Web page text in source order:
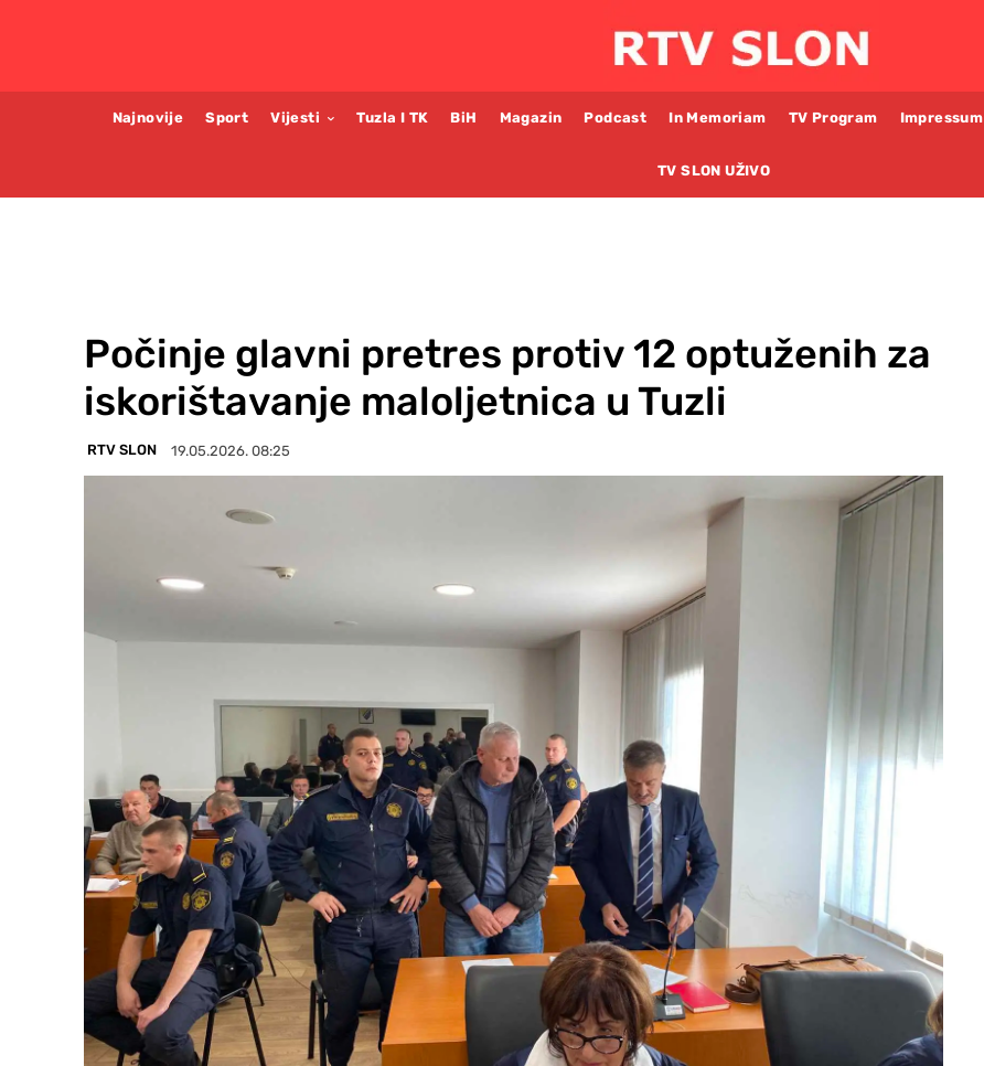
Najnovije Sport Vijesti Tuzla I TK BiH Magazin Podcast In Memoriam TV Program Impressum
TV SLON UŽIVO
Počinje glavni pretres protiv 12 optuženih za
iskorištavanje maloljetnica u Tuzli
RTV SLON 19.05.2026. 08:25